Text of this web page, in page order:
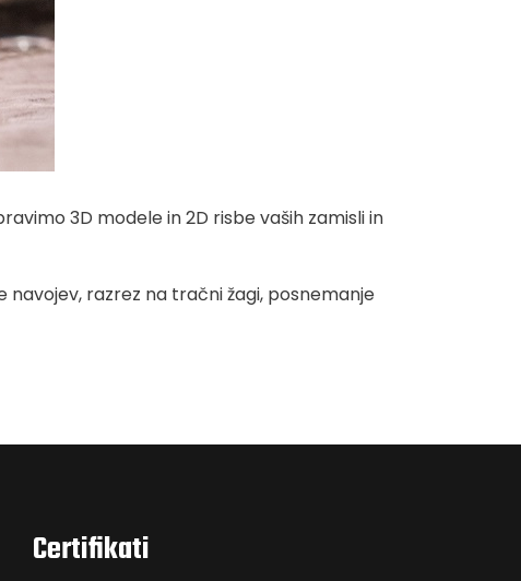
3D modele in 2D risbe vaših zamisli in
razrez na tračni žagi, posnemanje
Certifikati